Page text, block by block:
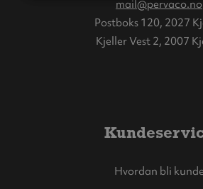
mail@pervaco.no
Postboks 120, 2027
Kjeller Vest 2, 2007
Hvordan bli kunde